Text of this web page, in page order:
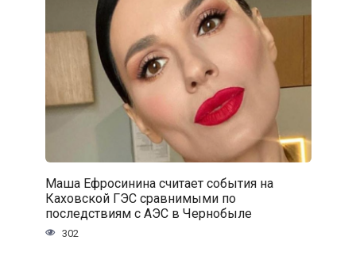
Маша Ефросинина считает события на
Каховской ГЭС сравнимыми по
последствиям с АЭС в Чернобыле
302